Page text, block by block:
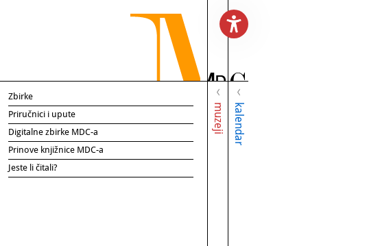
muzeji kalendar
Zbirke
Priručnici i upute
Digitalne zbirke MDC-a
Prinove knjižnice MDC-a
Jeste li čitali?